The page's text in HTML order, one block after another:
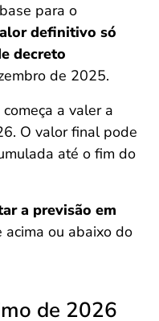
para o
definitivo só
decreto
de 2025.
a valer a
O valor final pode
até o fim do
a previsão em
acima ou abaixo do
de 2026